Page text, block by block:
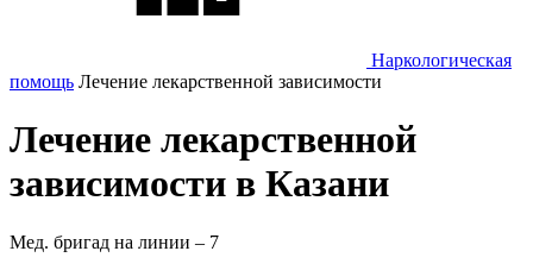
Наркологическая
помощь Лечение лекарственной зависимости
Лечение лекарственной
зависимости в Казани
Мед. бригад на линии – 7